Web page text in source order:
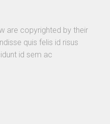
are copyrighted by their
quis felis id risus
id sem ac